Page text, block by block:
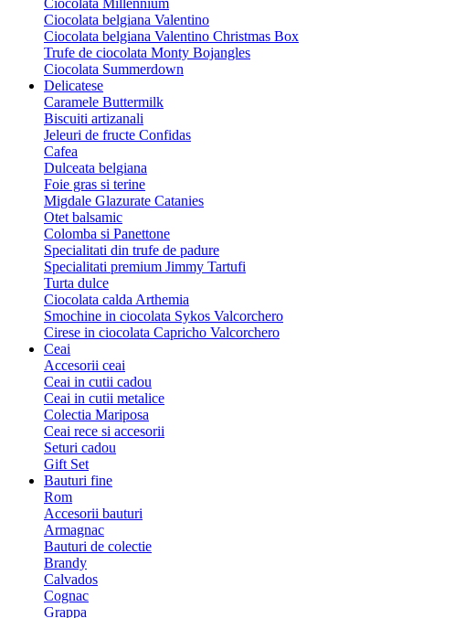
Ciocolata Millennium
Ciocolata belgiana Valentino
Ciocolata belgiana Valentino Christmas Box
Trufe de ciocolata Monty Bojangles
Ciocolata Summerdown
Delicatese
Caramele Buttermilk
Biscuiti artizanali
Jeleuri de fructe Confidas
Cafea
Dulceata belgiana
Foie gras si terine
Migdale Glazurate Catanies
Otet balsamic
Colomba si Panettone
Specialitati din trufe de padure
Specialitati premium Jimmy Tartufi
Turta dulce
Ciocolata calda Arthemia
Smochine in ciocolata Sykos Valcorchero
Cirese in ciocolata Capricho Valcorchero
Ceai
Accesorii ceai
Ceai in cutii cadou
Ceai in cutii metalice
Colectia Mariposa
Ceai rece si accesorii
Seturi cadou
Gift Set
Bauturi fine
Rom
Accesorii bauturi
Armagnac
Bauturi de colectie
Brandy
Calvados
Cognac
Grappa